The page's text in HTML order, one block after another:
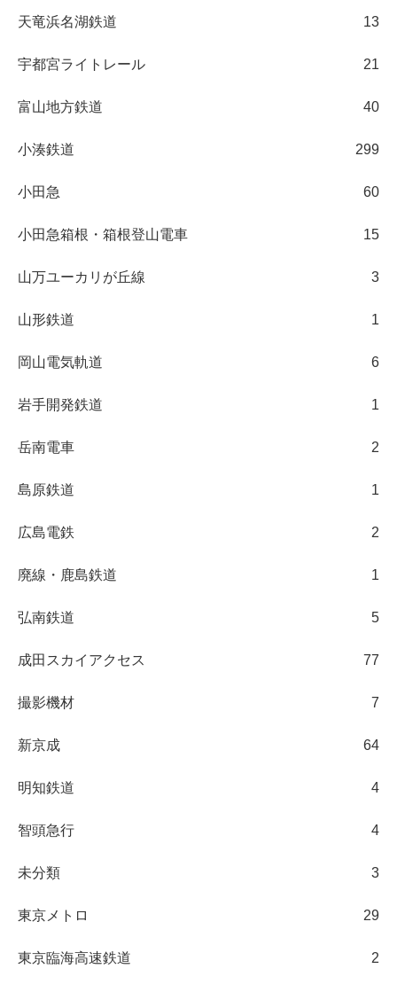
天竜浜名湖鉄道 13
宇都宮ライトレール 21
富山地方鉄道 40
小湊鉄道 299
小田急 60
小田急箱根・箱根登山電車 15
山万ユーカリが丘線 3
山形鉄道 1
岡山電気軌道 6
岩手開発鉄道 1
岳南電車 2
島原鉄道 1
広島電鉄 2
廃線・鹿島鉄道 1
弘南鉄道 5
成田スカイアクセス 77
撮影機材 7
新京成 64
明知鉄道 4
智頭急行 4
未分類 3
東京メトロ 29
東京臨海高速鉄道 2